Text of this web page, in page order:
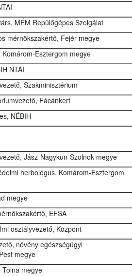
MÉM Repülőgépes Szolgálat
mérnökszakértő, Fejér megye
Esztergom megye
NTAI
Szakminisztérium
Fácánkert
NÉBIH
Jász-Nagykun-Szolnok megye
herbológus, Komárom-Esztergom
megye
EFSA
osztályvezető, Központ
növény egészségügyi
megye
megye